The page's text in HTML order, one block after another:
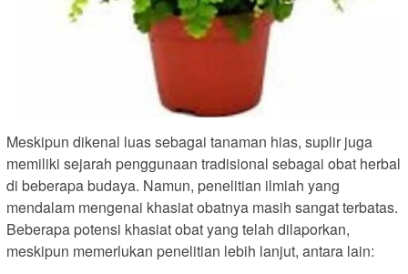
Meskipun dikenal luas sebagai tanaman hias, suplir juga
memiliki sejarah penggunaan tradisional sebagai obat herbal
di beberapa budaya. Namun, penelitian ilmiah yang
mendalam mengenai khasiat obatnya masih sangat terbatas.
Beberapa potensi khasiat obat yang telah dilaporkan,
meskipun memerlukan penelitian lebih lanjut, antara lain: